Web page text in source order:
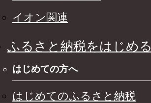
イオン関連
ふるさと納税をはじめる
はじめての方へ
はじめてのふるさと納税